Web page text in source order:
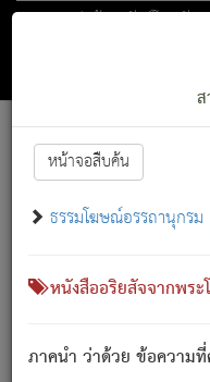
ตอน 1 ว่าด้วย สัตว์โลกกับ
หน้าจอสืบค้น
ธรรมโฆษณ์อรรถานุกรม
หนังสืออริยสัจจากพร
ภาคนำ ว่าด้วย ข้อความ
Font :15 ]||
สัตว์โลกนี้ เกิดความเ
เขาสำคัญสิ่งใด โดยคว
(ตามที่เป็นจริง) โดยประ
สัตว์โลกติดข้องอยู่ใน
เป็นอย่างอื่น (จากที่มันเป็